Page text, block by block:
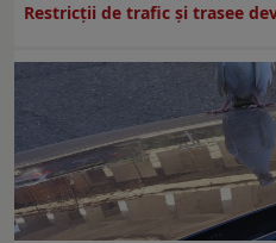
Restricţii de trafic şi trasee